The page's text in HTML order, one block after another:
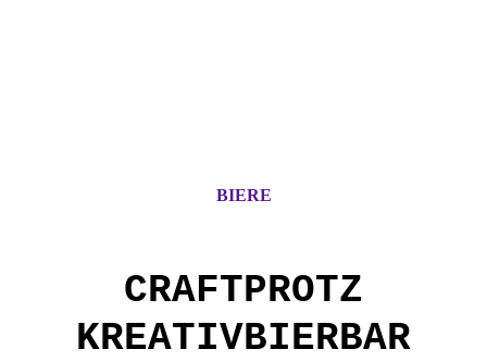
BIERE
CRAFTPROTZ
KREATIVBIERBAR